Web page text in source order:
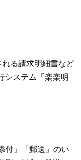
れる請求明細書など
システム「楽楽明
付」「郵送」のい